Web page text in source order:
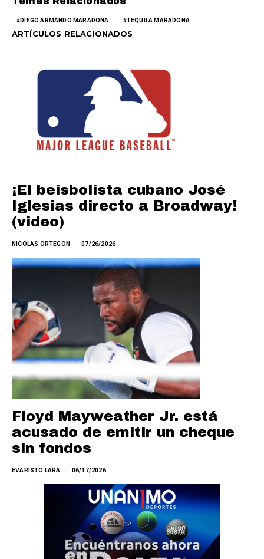
DIEGO ARMANDO MARADONA TEQUILA MARADONA
ARTÍCULOS RELACIONADOS
¡El beisbolista cubano José
Iglesias directo a Broadway!
(video)
NICOLAS ORTEGON 07/26/2026
Floyd Mayweather Jr. está
acusado de emitir un cheque
sin fondos
EVARISTO LARA 06/17/2026